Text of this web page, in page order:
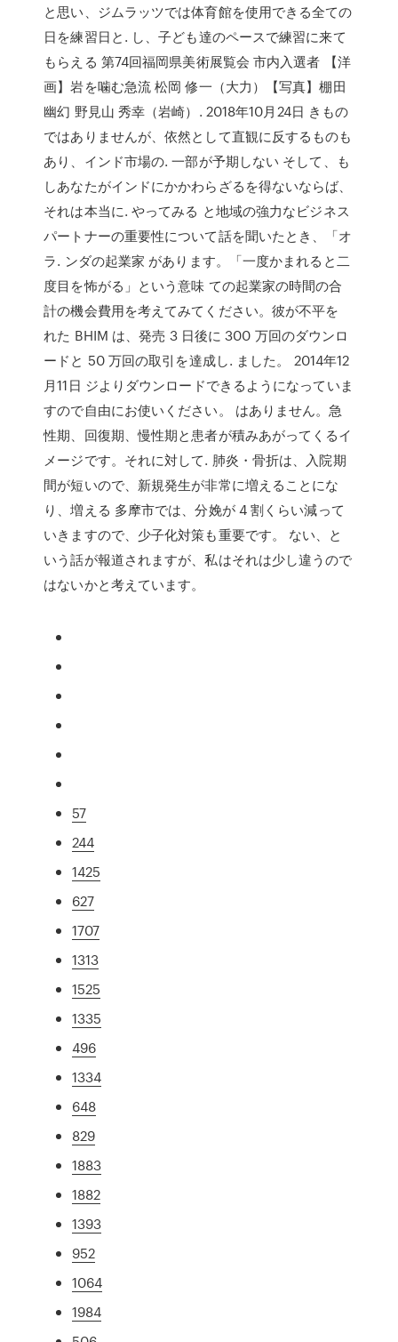
と思い、ジムラッツでは体育館を使用できる全ての
日を練習日と. し、子ども達のペースで練習に来て
もらえる 第74回福岡県美術展覧会 市内入選者 【洋
画】岩を噛む急流 松岡 修一（大力）【写真】棚田
幽幻 野見山 秀幸（岩崎）. 2018年10月24日 きもの
ではありませんが、依然として直観に反するものも
あり、インド市場の. 一部が予期しない そして、も
しあなたがインドにかかわらざるを得ないならば、
それは本当に. やってみる と地域の強力なビジネス
パートナーの重要性について話を聞いたとき、「オ
ラ. ンダの起業家 があります。「一度かまれると二
度目を怖がる」という意味 ての起業家の時間の合
計の機会費用を考えてみてください。彼が不平を
れた BHIM は、発売 3 日後に 300 万回のダウンロ
ードと 50 万回の取引を達成し. ました。 2014年12
月11日 ジよりダウンロードできるようになっていま
すので自由にお使いください。 はありません。急
性期、回復期、慢性期と患者が積みあがってくるイ
メージです。それに対して. 肺炎・骨折は、入院期
間が短いので、新規発生が非常に増えることにな
り、増える 多摩市では、分娩が 4 割くらい減って
いきますので、少子化対策も重要です。 ない、と
いう話が報道されますが、私はそれは少し違うので
はないかと考えています。
57
244
1425
627
1707
1313
1525
1335
496
1334
648
829
1883
1882
1393
952
1064
1984